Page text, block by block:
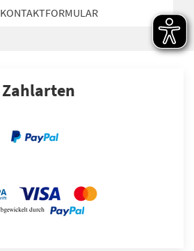
KONTAKTFORMULAR
Zahlarten